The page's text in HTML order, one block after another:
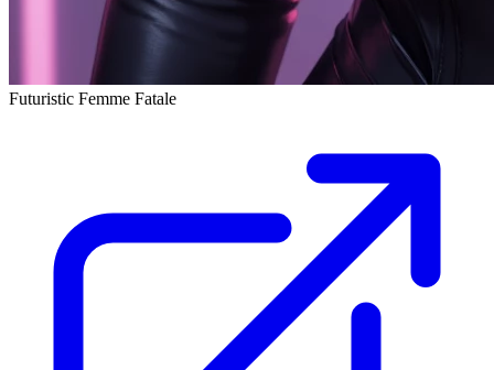
Futuristic Femme Fatale